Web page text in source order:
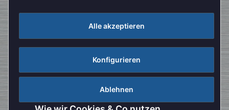
Alle akzeptieren
Konfigurieren
Ablehnen